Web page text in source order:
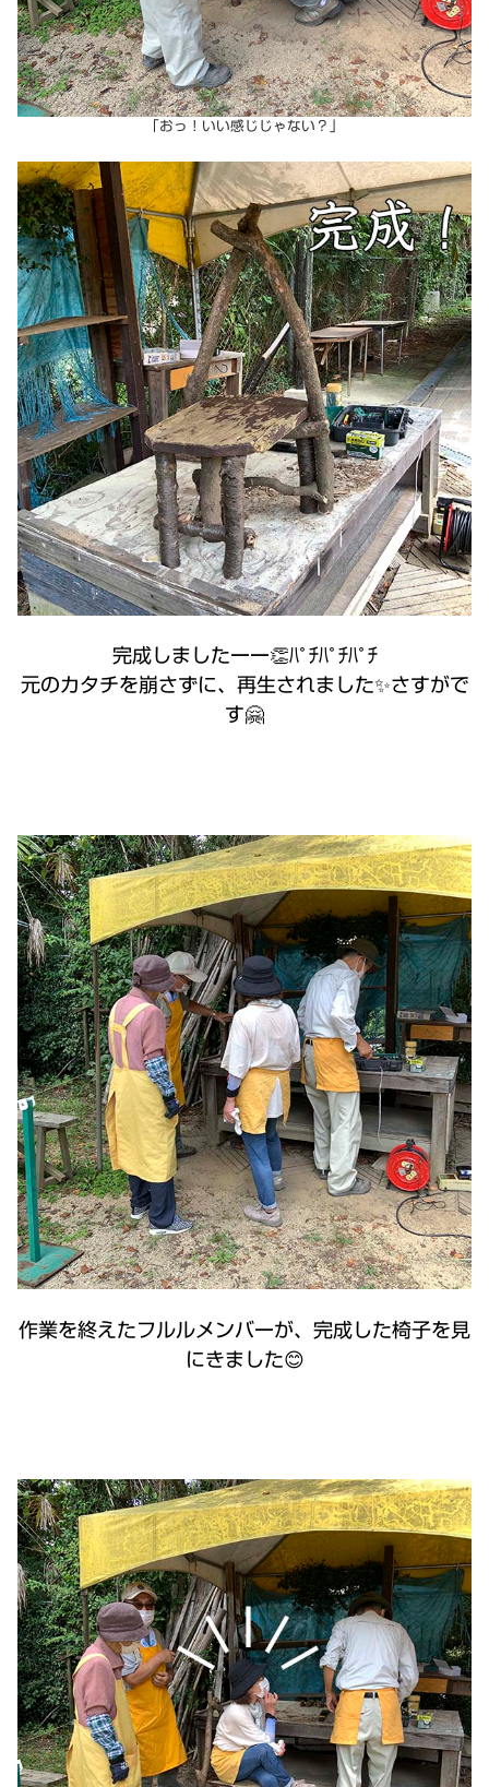
「おっ！いい感じじゃない？」
完成しましたーー👏ﾊﾟﾁﾊﾟﾁﾊﾟﾁ
元のカタチを崩さずに、再生されました✨さすがで
す🤗
作業を終えたフルルメンバーが、完成した椅子を見
にきました😊